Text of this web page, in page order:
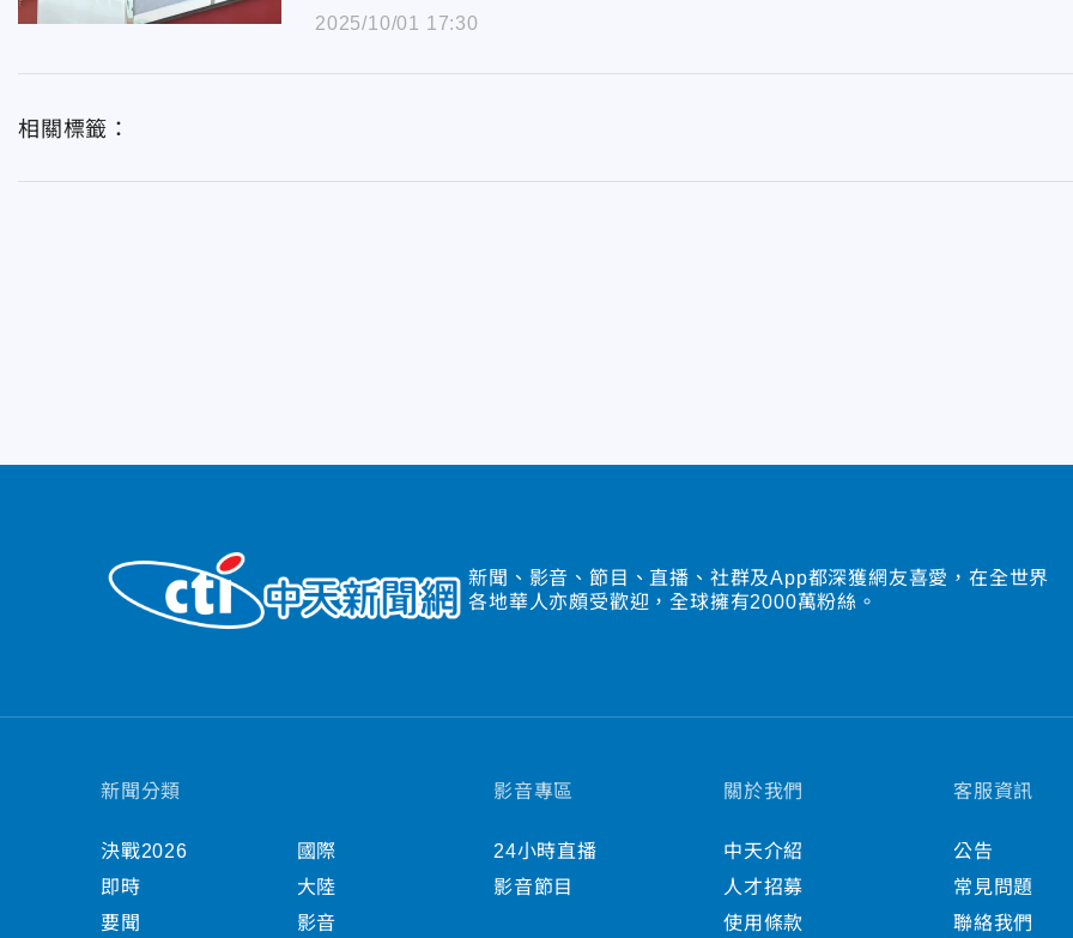
2025/10/01 17:30
相關標籤：
新聞、影音、節目、直播、社群及App都深獲網友喜愛，在全世界
各地華人亦頗受歡迎，全球擁有2000萬粉絲。
新聞分類
決戰2026
即時
要聞
國際
大陸
影音
影音專區
24小時直播
影音節目
關於我們
中天介紹
人才招募
使用條款
客服資訊
公告
常見問題
聯絡我們